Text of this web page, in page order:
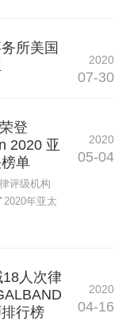
所美国
2020
07-30
登
2020 亚
单
评级机构
2020年亚太
2020
05-04
人次律
行榜
2020
04-16